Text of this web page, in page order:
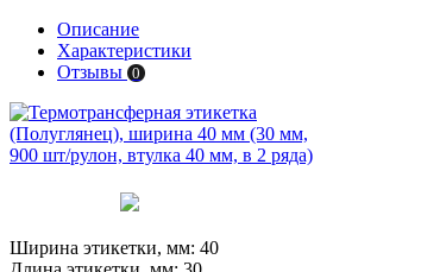
Описание
Характеристики
Отзывы 0
Ширина этикетки, мм: 40